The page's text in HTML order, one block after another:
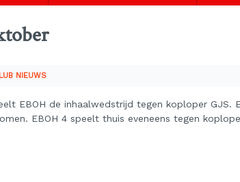
NIEUWS
EBOH de inhaalwedstrijd tegen koploper GJS.
EBOH 4 speelt thuis eveneens tegen